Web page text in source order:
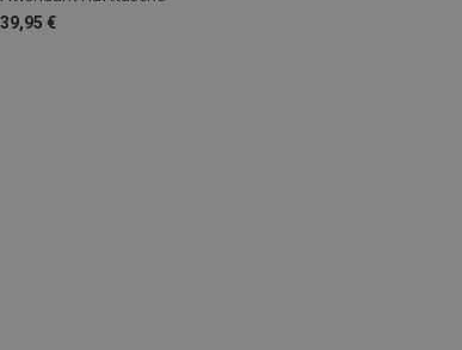
39,95 €